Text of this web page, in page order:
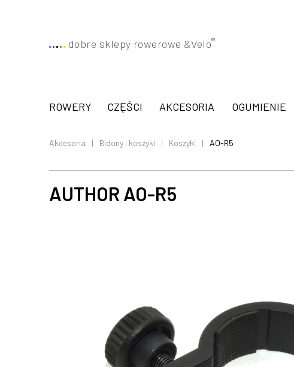
dobre sklepy rowerowe &Velo®
ROWERY CZĘŚCI AKCESORIA OGUMIENIE
Akcesoria Bidony i koszyki Koszyki AO-R5
AUTHOR AO-R5